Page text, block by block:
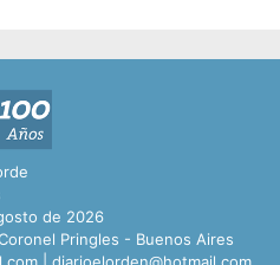
de 2026
Pringles - Buenos Aires